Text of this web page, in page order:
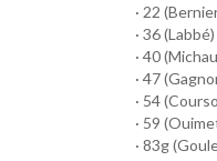
· 22
· 36
· 40
· 47
· 54
· 59
· 83g